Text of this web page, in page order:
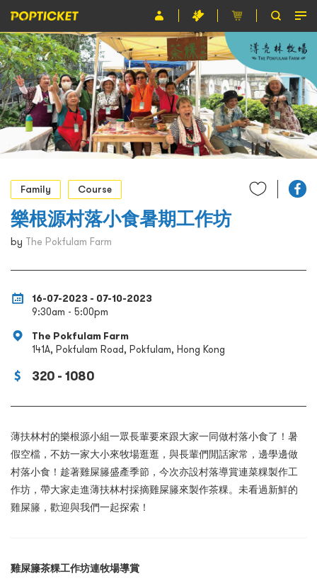
Event
Organiser
About POPTICKET
Terms and Conditions
繁
Family
Course
樂根源村落小食暑期工作坊
by The Pokfulam Farm
16-07-2023 - 07-10-2023
9:30am - 5:00pm
The Pokfulam Farm
141A, Pokfulam Road, Pokfulam, Hong Kong
320 - 1080
薄扶林村的樂根源小組一眾長輩要來跟大家一同做村落小食了！暑
假空檔，不妨一家大小來牧場逛逛，與長輩們閒話家常，邊學邊做
村落小食！趁著雞屎籐盛產季節，今次亦設村落導賞連菜粿製作工
作坊，帶大家走進薄扶林村採摘雞屎籐來製作茶粿。未看過新鮮的
雞屎籐，歡迎與我們一起探索！
雞屎籐茶粿工作坊連牧場導賞